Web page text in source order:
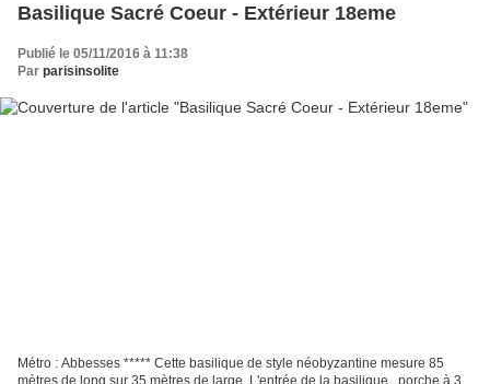
Basilique Sacré Coeur - Extérieur 18eme
Publié le 05/11/2016 à 11:38
Par parisinsolite
Métro : Abbesses ***** Cette basilique de style néobyzantine mesure 85